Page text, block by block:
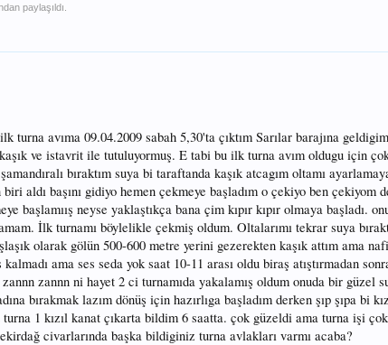
paylaşıldı.
avıma 09.04.2009 sabah 5,30'ta çıktım Sarılar barajına
ve istavrit ile tutuluyormuş. E tabi bu ilk turna avım oldugu için
bıraktım suya bi taraftanda kaşık atcagım oltamı
biri aldı başını gidiyo hemen çekmeye başladım o çekiyo ben çekiyom
başlamıış neyse yaklaştıkça bana çim kıpır kıpır olmaya başladı.
İlk turnamı böylelikle çekmiş oldum. Oltalarımı tekrar suya
olarak gölün 500-600 metre yerini gezerekten kaşık attım ama
ama ses seda yok saat 10-11 arası oldu biraş atıştırmadan
zannn ni hayet 2 ci turnamıda yakalamış oldum onuda bir güzel
bırakmak lazım dönüş için hazırlıga başladım derken şıp şıpa bi
turna 1 kızıl kanat çıkarta bildim 6 saatta. çok güzeldi ama turna işi
civarlarında başka bildiginiz turna avlakları varmı acaba?